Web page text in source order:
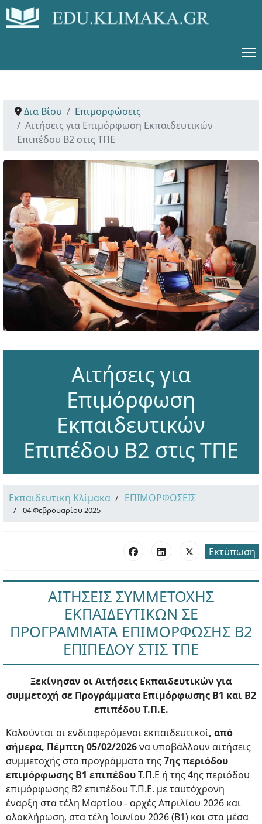
Δια Βίου
Επιμορφώσεις
Αιτήσεις για Επιμόρφωση Εκπαιδευτικών
Επιπέδου Β2 στις ΤΠΕ
Αιτήσεις για
Επιμόρφωση
Εκπαιδευτικών
Επιπέδου Β2 στις ΤΠΕ
Εκπαιδευτική Κλίμακα ΕΠΙΜΟΡΦΩΣΕΙΣ
04 Φεβρουαρίου 2025
Εκτύπωση
ΑΙΤΗΣΕΙΣ ΣΥΜΜΕΤΟΧΗΣ
ΕΚΠΑΙΔΕΥΤΙΚΩΝ ΣΕ
ΠΡΟΓΡΑΜΜΑΤΑ ΕΠΙΜΟΡΦΩΣΗΣ Β2
ΕΠΙΠΕΔΟΥ ΣΤΙΣ ΤΠΕ
Ξεκίνησαν οι Αιτήσεις Εκπαιδευτικών για
συμμετοχή σε Προγράμματα Επιμόρφωσης Β1 και Β2
επιπέδου Τ.Π.Ε.
Καλούνται οι ενδιαφερόμενοι εκπαιδευτικοί, από
σήμερα, Πέμπτη 05/02/2026να υποβάλλουν αιτήσεις
συμμετοχής στα προγράμματα της7ης περιόδου
επιμόρφωσης Β1 επιπέδουΤ.Π.Ε ή της 4ης περιόδου
επιμόρφωσης Β2 επιπέδου Τ.Π.Ε. με ταυτόχρονη
έναρξη στα τέλη Μαρτίου - αρχές Απριλίου 2026 και
ολοκλήρωση, στα τέλη Ιουνίου 2026 (Β1) και στα μέσα